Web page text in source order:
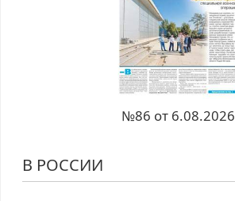
№86 от 6.08.2026
В РОССИИ